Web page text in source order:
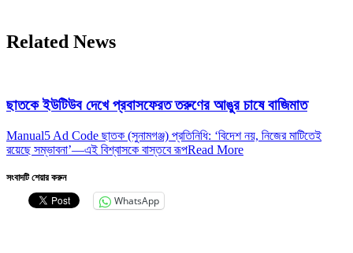
Related News
ছাতকে ইউটিউব দেখে প্রবাসফেরত তরুণের আঙুর চাষে বাজিমাত
Manual5 Ad Code ছাতক (সুনামগঞ্জ) প্রতিনিধি: ‘বিদেশ নয়, নিজের মাটিতেই
রয়েছে সম্ভাবনা’—এই বিশ্বাসকে বাস্তবে রূপRead More
সংবাদটি শেয়ার করুন
WhatsApp